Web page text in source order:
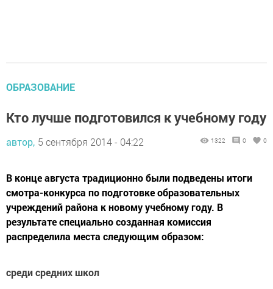
ОБРАЗОВАНИЕ
Кто лучше подготовился к учебному году
автор, 5 сентября 2014 - 04:22 1322 0 0
В конце августа традиционно были подведены итоги
смотра-конкурса по подготовке образовательных
учреждений района к новому учебному году. В
результате специально созданная комиссия
распределила места следующим образом:
среди средних школ